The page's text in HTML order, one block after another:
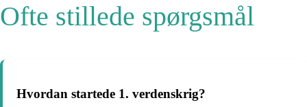
Ofte stillede spørgsmål
Hvordan startede 1. verdenskrig?